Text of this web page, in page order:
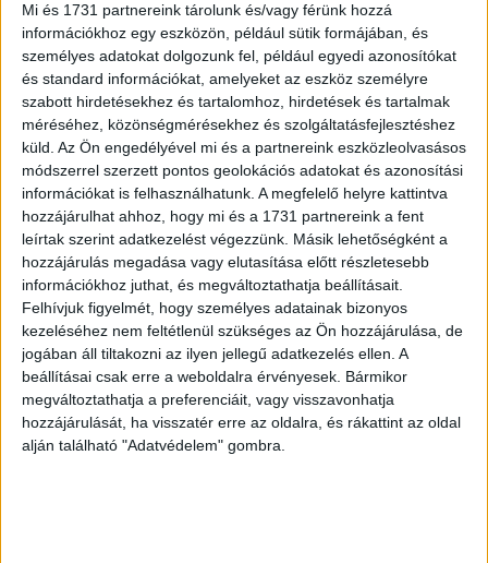
Mi és 1731 partnereink tárolunk és/vagy férünk hozzá
információkhoz egy eszközön, például sütik formájában, és
személyes adatokat dolgozunk fel, például egyedi azonosítókat
és standard információkat, amelyeket az eszköz személyre
szabott hirdetésekhez és tartalomhoz, hirdetések és tartalmak
méréséhez, közönségmérésekhez és szolgáltatásfejlesztéshez
küld. Az Ön engedélyével mi és a partnereink eszközleolvasásos
módszerrel szerzett pontos geolokációs adatokat és azonosítási
információkat is felhasználhatunk. A megfelelő helyre kattintva
hozzájárulhat ahhoz, hogy mi és a 1731 partnereink a fent
leírtak szerint adatkezelést végezzünk. Másik lehetőségként a
hozzájárulás megadása vagy elutasítása előtt részletesebb
információkhoz juthat, és megváltoztathatja beállításait.
Felhívjuk figyelmét, hogy személyes adatainak bizonyos
kezeléséhez nem feltétlenül szükséges az Ön hozzájárulása, de
jogában áll tiltakozni az ilyen jellegű adatkezelés ellen. A
beállításai csak erre a weboldalra érvényesek. Bármikor
megváltoztathatja a preferenciáit, vagy visszavonhatja
hozzájárulását, ha visszatér erre az oldalra, és rákattint az oldal
alján található "Adatvédelem" gombra.
Nyitva: h-p 10-18h, sz 10-14h
Email: eladas@kozpontiantikvarium.hu
Amennyiben könyveket szeretne eladni, kérjük keressen
meg minket telefonon a fenti számon, küldjön e-mailt,
vagykérjen ajánlatot!
AJÁNLATKÉRÉS
Árverések
Árveréseinkkel kapcsolatban
+36 1 266 1970-es telefonszámon
aukcio@kozpontiantikvarium.hu e-mail címen